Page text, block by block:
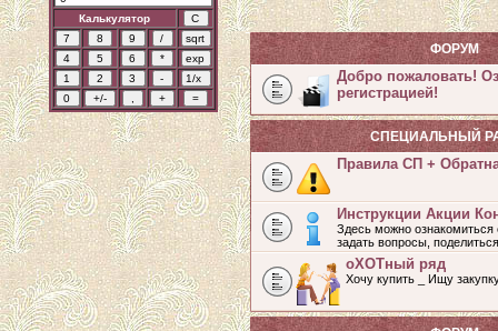
Калькулятор
ФОРУМ
Добро пожаловать!
регистрацией!
СПЕЦИАЛЬНЫЙ
Правила СП +
Инструкции Акции
Здесь можно
задать вопросы,
оХОТный ряд
Хочу купить _ Ищу